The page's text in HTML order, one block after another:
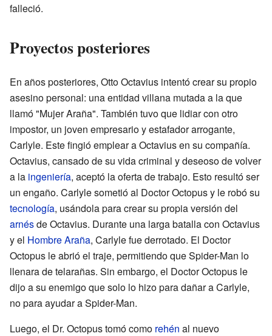
falleció.
Proyectos posteriores
En años posteriores, Otto Octavius intentó crear su propio
asesino personal: una entidad villana mutada a la que
llamó "Mujer Araña". También tuvo que lidiar con otro
impostor, un joven empresario y estafador arrogante,
Carlyle. Este fingió emplear a Octavius en su compañía.
Octavius, cansado de su vida criminal y deseoso de volver
a la ingeniería, aceptó la oferta de trabajo. Esto resultó ser
un engaño. Carlyle sometió al Doctor Octopus y le robó su
tecnología, usándola para crear su propia versión del
arnésde Octavius. Durante una larga batalla con Octavius
y el Hombre Araña, Carlyle fue derrotado. El Doctor
Octopus le abrió el traje, permitiendo que Spider-Man lo
llenara de telarañas. Sin embargo, el Doctor Octopus le
dijo a su enemigo que solo lo hizo para dañar a Carlyle,
no para ayudar a Spider-Man.
Luego, el Dr. Octopus tomó como rehén al nuevo